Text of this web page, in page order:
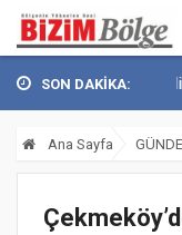
SON DAKİKA:
Ve Gençlik
Ana Sayfa